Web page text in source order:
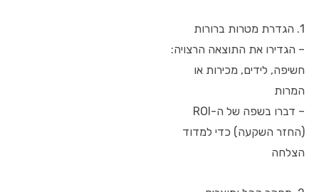
1. הגדרת מטרות ברורות
– הגדירו את התוצאה הרצויה:
חשיפה, לידים, מכירות או
המרות
– דברו בשפה של ה-ROI
(החזר השקעה) כדי למדוד
הצלחה